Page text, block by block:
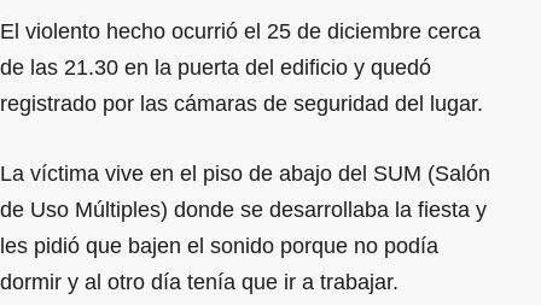
El violento hecho ocurrió el 25 de diciembre cerca
de las 21.30 en la puerta del edificio y quedó
registrado por las cámaras de seguridad del lugar.
La víctima vive en el piso de abajo del SUM (Salón
de Uso Múltiples) donde se desarrollaba la fiesta y
les pidió que bajen el sonido porque no podía
dormir y al otro día tenía que ir a trabajar.